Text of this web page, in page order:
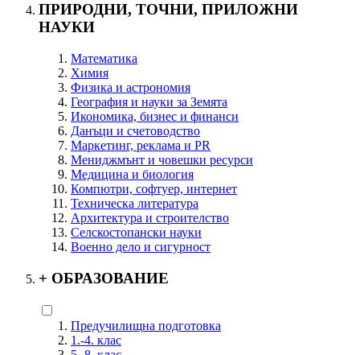
ПРИРОДНИ, ТОЧНИ, ПРИЛОЖНИ
НАУКИ
Математика
Химия
Физика и астрономия
География и науки за Земята
Икономика, бизнес и финанси
Данъци и счетоводство
Маркетинг, реклама и PR
Мениджмънт и човешки ресурси
Медицина и биология
Компютри, софтуер, интернет
Техническа литература
Архитектура и строителство
Селскостопански науки
Военно дело и сигурност
+ ОБРАЗОВАНИЕ
Предучилищна подготовка
1.-4. клас